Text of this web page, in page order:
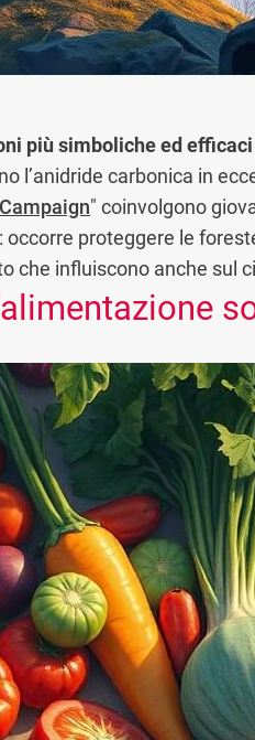
più simboliche ed
l’anidride carbonica in
" coinvolgono
occorre proteggere le
che influiscono anche sul